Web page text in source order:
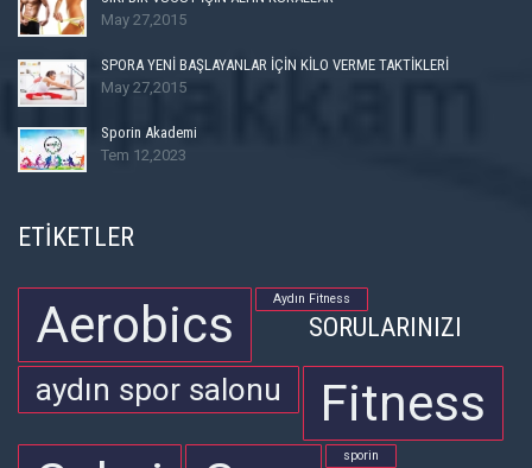
May 27,2015
SPORA YENİ BAŞLAYANLAR İÇİN KİLO VERME TAKTİKLERİ
May 27,2015
Sporin Akademi
Tem 12,2023
ETİKETLER
Aerobics Aydın Fitness
aydın spor salonu
Fitness
sporin
SORULARINIZI